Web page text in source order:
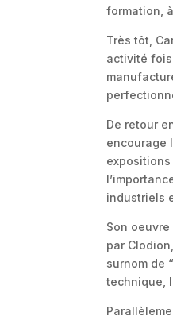
formation,
Très tôt,
activité
De retour
encourage
industriels
Son
par
surnom de
technique,